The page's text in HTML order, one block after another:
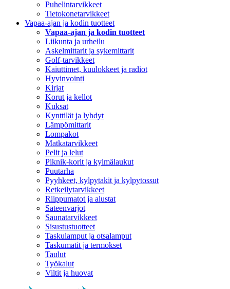
Puhelintarvikkeet
Tietokonetarvikkeet
Vapaa-ajan ja kodin tuotteet
Vapaa-ajan ja kodin tuotteet
Liikunta ja urheilu
Askelmittarit ja sykemittarit
Golf-tarvikkeet
Kaiuttimet, kuulokkeet ja radiot
Hyvinvointi
Kirjat
Korut ja kellot
Kuksat
Kynttilät ja lyhdyt
Lämpömittarit
Lompakot
Matkatarvikkeet
Pelit ja lelut
Piknik-korit ja kylmälaukut
Puutarha
Pyyhkeet, kylpytakit ja kylpytossut
Retkeilytarvikkeet
Riippumatot ja alustat
Sateenvarjot
Saunatarvikkeet
Sisustustuotteet
Taskulamput ja otsalamput
Taskumatit ja termokset
Taulut
Työkalut
Viltit ja huovat